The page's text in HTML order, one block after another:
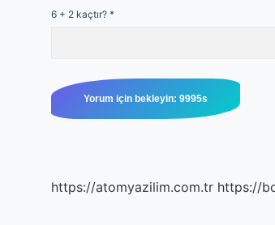
6 + 2 kaçtır? *
https://atomyazilim.com.tr https://